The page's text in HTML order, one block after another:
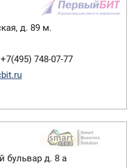
д. 89 м.
748-07-77
бульвар д. 8 а